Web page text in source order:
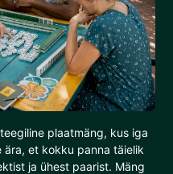
plaatmäng, kus iga
et kokku panna täielik
ja ühest paarist. Mäng